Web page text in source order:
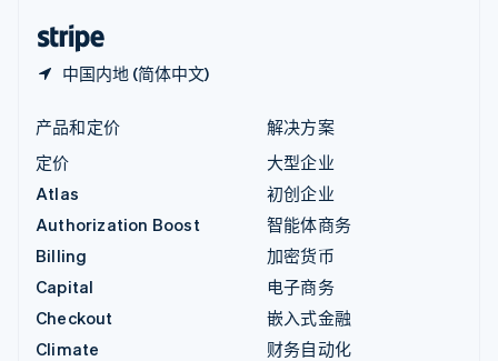
中国内地 (简体中文)
产品和定价
定价
Atlas
Authorization Boost
Billing
Capital
Checkout
Climate
解决方案
大型企业
初创企业
智能体商务
加密货币
电子商务
嵌入式金融
财务自动化